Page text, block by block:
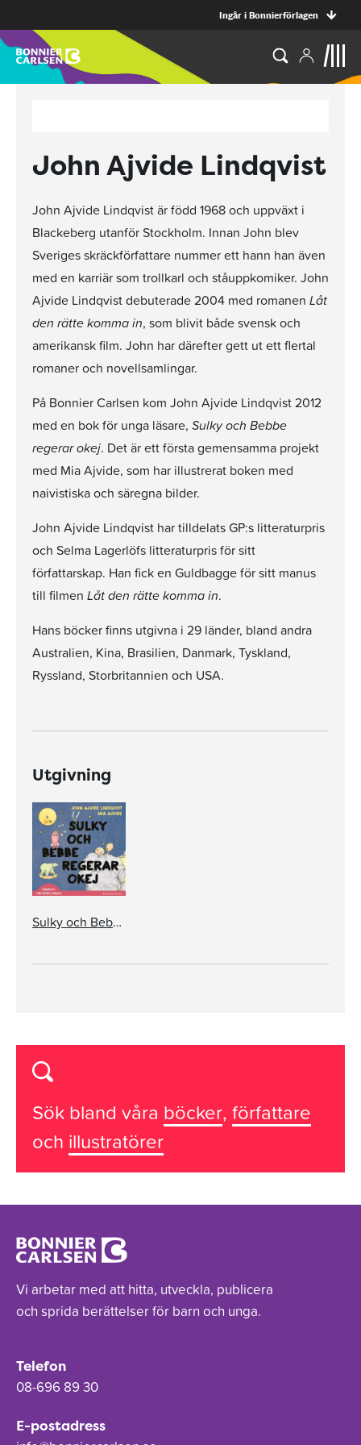
Ingår i Bonnierförlagen
John Ajvide Lindqvist
John Ajvide Lindqvist är född 1968 och uppväxt i
Blackeberg utanför Stockholm. Innan John blev
Sveriges skräckförfattare nummer ett hann han även
med en karriär som trollkarl och ståuppkomiker. John
Ajvide Lindqvist debuterade 2004 med romanen Låt
den rätte komma in, som blivit både svensk och
amerikansk film. John har därefter gett ut ett flertal
romaner och novellsamlingar.
På Bonnier Carlsen kom John Ajvide Lindqvist 2012
med en bok för unga läsare, Sulky och Bebbe
regerar okej. Det är ett första gemensamma projekt
med Mia Ajvide, som har illustrerat boken med
naivistiska och säregna bilder.
John Ajvide Lindqvist har tilldelats GP:s litteraturpris
och Selma Lagerlöfs litteraturpris för sitt
författarskap. Han fick en Guldbagge för sitt manus
till filmen Låt den rätte komma in.
Hans böcker finns utgivna i 29 länder, bland andra
Australien, Kina, Brasilien, Danmark, Tyskland,
Ryssland, Storbritannien och USA.
Utgivning
Sulky och Bebbe regerar okej
Sök bland våra böcker, författare
och illustratörer
Vi arbetar med att hitta, utveckla, publicera
och sprida berättelser för barn och unga.
Telefon
08-696 89 30
E-postadress